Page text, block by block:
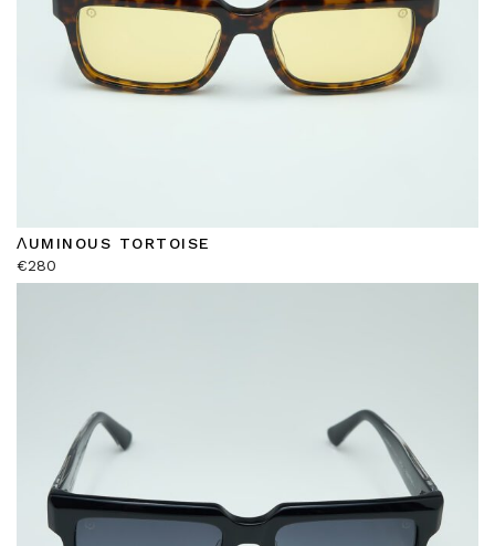
ΛUMINOUS TORTOISE
€280